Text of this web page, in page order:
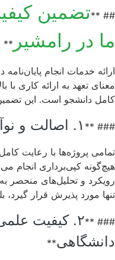
## **تضمین
ما در رامشیر **
ارائه خدمات انجام
معنای تعهد به ارائه کاری با
کامل دانشجو است. این
### ** ۱. اصالت و نوآوری در محتوا
تمامی پروژه‌ها با رعایت
هیچ‌گونه کپی‌برداری انجام
رویکرد و تحلیل‌های منحصر به
تنها مورد پذیرش قرار
### **
۲. کیفیت
دانشگاهی**